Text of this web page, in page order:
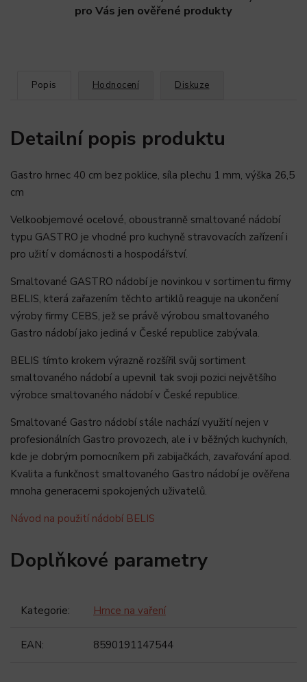
pro Vás jen ověřené produkty
Popis Hodnocení Diskuze
Detailní popis produktu
Gastro hrnec 40 cm bez poklice, síla plechu 1 mm, výška 26,5
cm
Velkoobjemové ocelové, oboustranně smaltované nádobí
typu GASTRO je vhodné pro kuchyně stravovacích zařízení i
pro užití v domácnosti a hospodářství.
Smaltované GASTRO nádobí je novinkou v sortimentu firmy
BELIS, která zařazením těchto artiklů reaguje na ukončení
výroby firmy CEBS, jež se právě výrobou smaltovaného
Gastro nádobí jako jediná v České republice zabývala.
BELIS tímto krokem výrazně rozšířil svůj sortiment
smaltovaného nádobí a upevnil tak svoji pozici největšího
výrobce smaltovaného nádobí v České republice.
Smaltované Gastro nádobí stále nachází využití nejen v
profesionálních Gastro provozech, ale i v běžných kuchyních,
kde je dobrým pomocníkem při zabijačkách, zavařování apod.
Kvalita a funkčnost smaltovaného Gastro nádobí je ověřena
mnoha generacemi spokojených uživatelů.
Návod na použití nádobí BELIS
Doplňkové parametry
Kategorie: Hrnce na vaření
EAN: 8590191147544